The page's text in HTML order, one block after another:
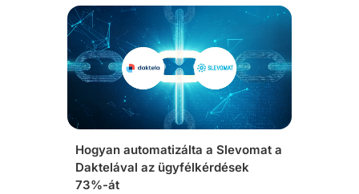
Hogyan automatizálta a Slevomat a
Daktelával az ügyfélkérdések
73%-át